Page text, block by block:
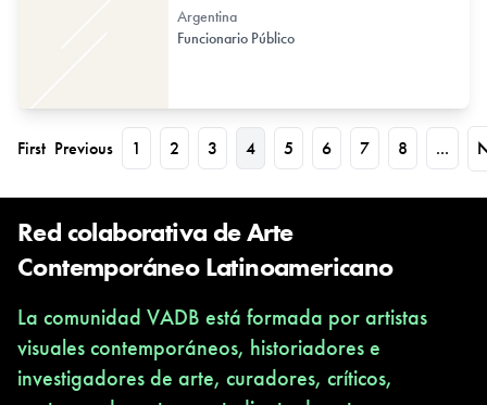
Argentina
Funcionario Público
First Previous 1 2 3 4 5 6 7 8 ...
Red colaborativa de Arte
Contemporáneo Latinoamericano
La comunidad VADB está formada por artistas
visuales contemporáneos, historiadores e
investigadores de arte, curadores, críticos,